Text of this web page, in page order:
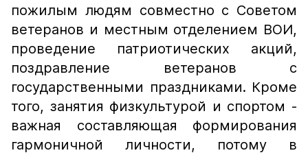
пожилым людям совместно с Советом
ветеранов и местным отделением ВОИ,
проведение патриотических акций,
поздравление ветеранов с
государственными праздниками. Кроме
того, занятия физкультурой и спортом -
важная составляющая формирования
гармоничной личности, потому в